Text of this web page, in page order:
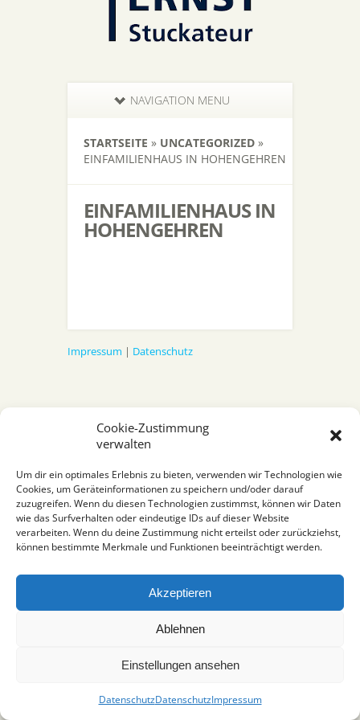
Cookie-Zustimmung
verwalten
Um dir ein optimales Erlebnis zu bieten, verwenden wir Technologien wie
Cookies, um Geräteinformationen zu speichern und/oder darauf
zuzugreifen. Wenn du diesen Technologien zustimmst, können wir Daten
wie das Surfverhalten oder eindeutige IDs auf dieser Website
verarbeiten. Wenn du deine Zustimmung nicht erteilst oder zurückziehst,
können bestimmte Merkmale und Funktionen beeinträchtigt werden.
Akzeptieren
Ablehnen
Einstellungen ansehen
DatenschutzDatenschutzImpressum
NAVIGATION MENU
STARTSEITE » UNCATEGORIZED »
EINFAMILIENHAUS IN HOHENGEHREN
EINFAMILIENHAUS IN
HOHENGEHREN
Impressum | Datenschutz